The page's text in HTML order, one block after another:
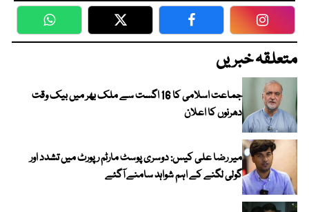
WhatsApp Twitter Facebook
متعلقہ خبریں
جماعت اسلامی کا 16 اگست سے ملک بھر میں بیک وقت
دھرنوں کا اعلان
میر رضا علی کیس: دوسری پوسٹ مارٹم رپورٹ میں تشدد اور
گولی لگنے کے اہم شواہد سامنے آگئے